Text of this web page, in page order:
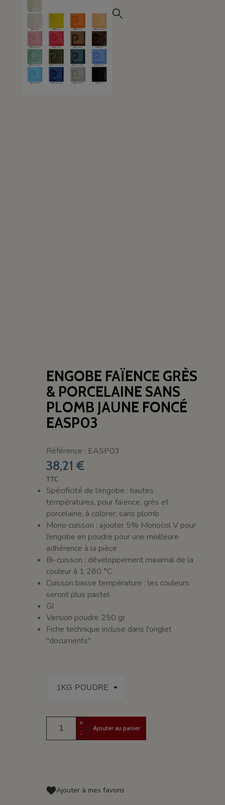
ENGOBE FAÏENCE GRÈS
& PORCELAINE SANS
PLOMB JAUNE FONCÉ
EASP03
Référence : EASP03
38,21 €
TTC
Spécificité de l’engobe : hautes
températures, pour faïence, grès et
porcelaine, à colorer, sans plomb
Mono cuisson : ajouter 5% Monocol V pour
l’engobe en poudre pour une meilleure
adhérence à la pièce
Bi-cuisson : développement maximal de la
couleur à 1 280 °C
Cuisson basse température : les couleurs
seront plus pastel
GI
Version poudre 250 gr
Fiche technique incluse dans l'onglet
"documents"
+
-
Ajouter au panier
Ajouter à mes favoris